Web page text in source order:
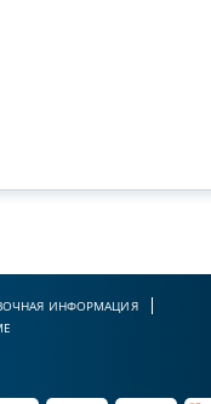
ИНФОРМАЦИЯ